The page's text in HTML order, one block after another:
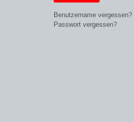
Benutzername vergessen?
Passwort vergessen?